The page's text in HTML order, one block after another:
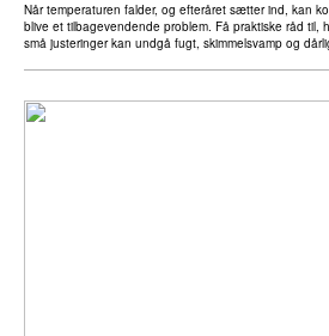
Når temperaturen falder, og efteråret sætter ind, kan
blive et tilbagevendende problem. Få praktiske råd til,
små justeringer kan undgå fugt, skimmelsvamp og